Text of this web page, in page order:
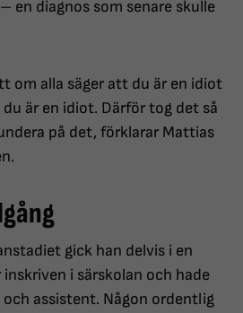
en diagnos som senare skulle
om alla säger att du är en idiot
är en idiot. Därför tog det så
på det, förklarar Mattias
gick han delvis i en
i särskolan och hade
assistent. Någon ordentlig